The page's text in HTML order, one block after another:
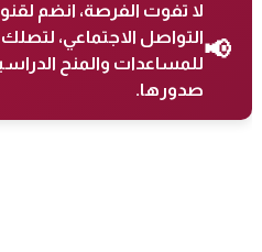
📢
لا تفوت الفرصة، انضم
التواصل الاجتماعي،
للمساعدات والمنح
صدورها.